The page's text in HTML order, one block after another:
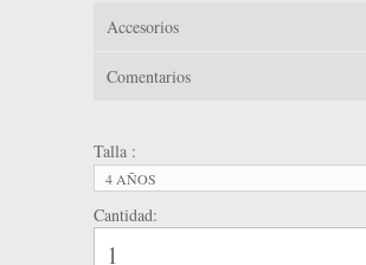
Accesorios
Comentarios
Talla :
4 AÑOS
Cantidad: